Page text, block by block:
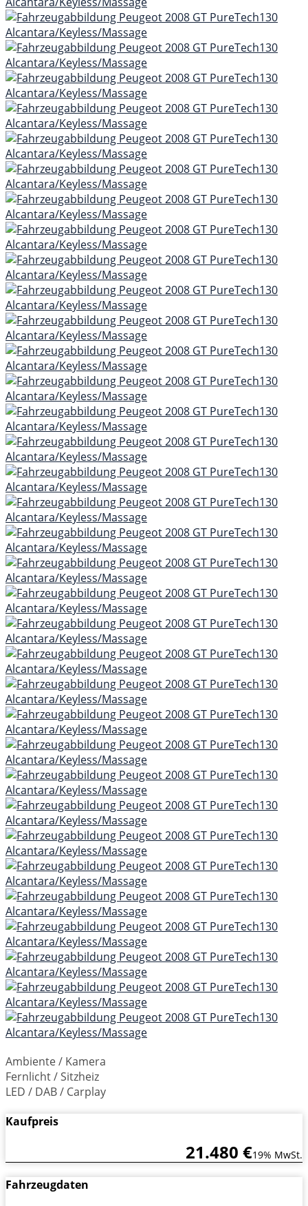
Ambiente / Kamera
Fernlicht / Sitzheiz
LED / DAB / Carplay
Kaufpreis
21.480 €19% MwSt.
Fahrzeugdaten